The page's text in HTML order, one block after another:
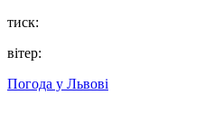
тиск:
вітер:
Погода у Львові